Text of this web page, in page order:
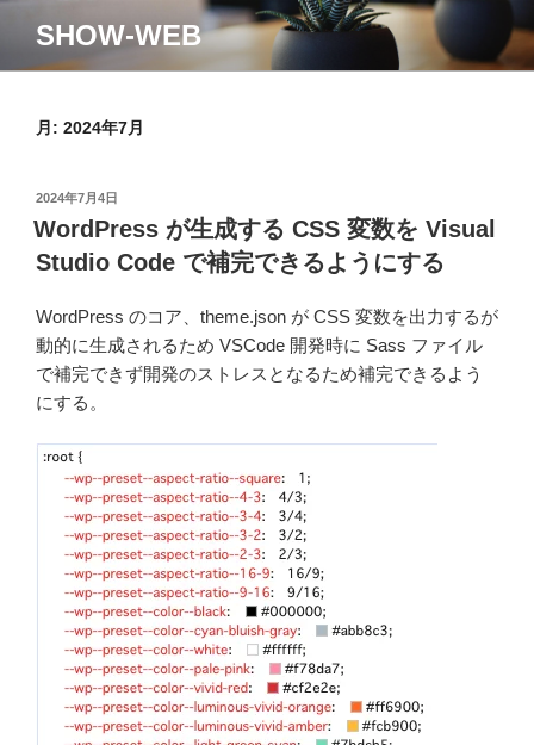
テ
SHOW-WEB
月: 2024年7月
投
稿
日:
2024年7月4日
WordPress が生成する CSS 変数を Visual
Studio Code で補完できるようにする
WordPress のコア、theme.json が CSS 変数を出力するが
動的に生成されるため VSCode 開発時に Sass ファイル
で補完できず開発のストレスとなるため補完できるよう
にする。